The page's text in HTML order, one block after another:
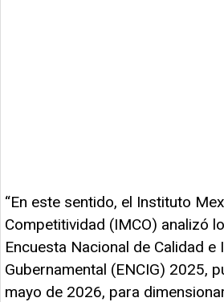
“En este sentido, el Instituto
Competitividad (IMCO) analizó
Encuesta Nacional de Calidad e
Gubernamental (ENCIG) 2025,
mayo de 2026, para